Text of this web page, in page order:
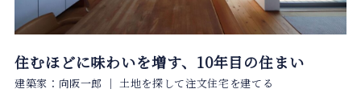
住むほどに味わいを増す、10年目の住まい
建築家：向阪一郎 ｜ 土地を探して注文住宅を建てる